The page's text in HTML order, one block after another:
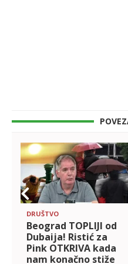
DRUŠTVO
Beograd TOPLIJI od
Dubaija! Ristić za
Pink OTKRIVA kada
nam konačno stiže